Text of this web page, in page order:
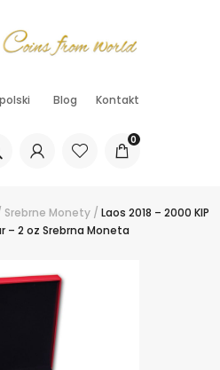
polski Blog Kontakt
0
Srebrne Monety / Laos 2018 – 2000 KIP
– 2 oz Srebrna Moneta